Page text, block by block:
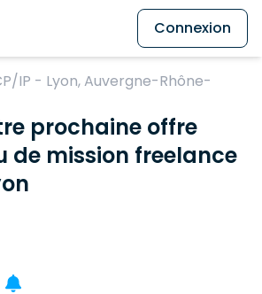
Connexion
IP - Lyon, Auvergne-Rhône-
prochaine offre
de mission freelance